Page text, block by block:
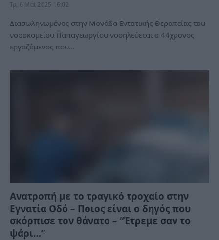
Τρ, 6 Μάι 2025 16:02
Διασωληνωμένος στην Μονάδα Εντατικής Θεραπείας του
νοσοκομείου Παπαγεωργίου νοσηλεύεται ο 44χρονος
εργαζόμενος που…
Ανατροπή με το τραγικό τροχαίο στην
Εγνατία Οδό – Ποιος είναι ο δηγός που
σκόρπισε τον θάνατο – “Έτρεμε σαν το
ψάρι…”